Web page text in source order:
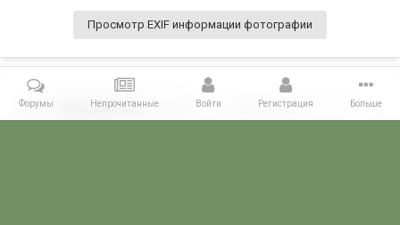
Просмотр EXIF информации фотографии
Поделиться Подписчики 0
Форумы Непрочитанные Войти Регистрация Больше